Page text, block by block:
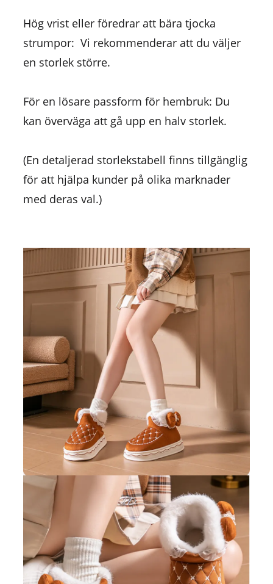
Hög vrist eller föredrar att bära tjocka
strumpor: Vi rekommenderar att du väljer
en storlek större.
För en lösare passform för hembruk: Du
kan överväga att gå upp en halv storlek.
(En detaljerad storlekstabell finns tillgänglig
för att hjälpa kunder på olika marknader
med deras val.)